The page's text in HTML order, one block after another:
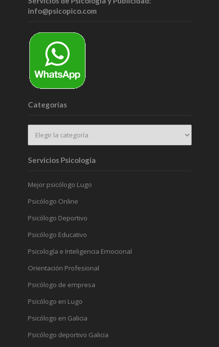
info@psicopico.com
Categorías
Servicios Psicología
Mejor psicólogo Lugo
Psicólogo Online
Psicólogo Deportivo
Psicólogo Educativo
Psicología e Inteligencia Emocional
Orientación Profesional
Psicólogo de empresa
Psicólogo en Lugo
Psicólogo en Galicia
Psicólogo deportivo Galicia